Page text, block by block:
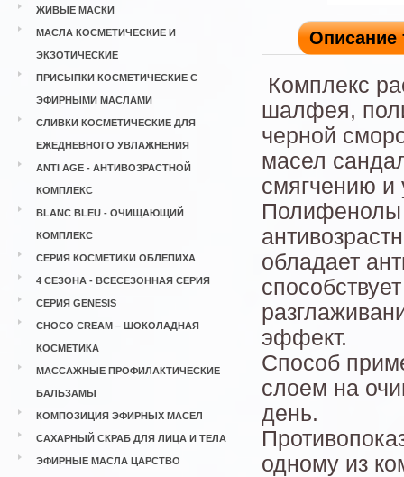
ЖИВЫЕ МАСКИ
МАСЛА КОСМЕТИЧЕСКИЕ И
ЭКЗОТИЧЕСКИЕ
ПРИСЫПКИ КОСМЕТИЧЕСКИЕ С
ЭФИРНЫМИ МАСЛАМИ
СЛИВКИ КОСМЕТИЧЕСКИЕ ДЛЯ
ЕЖЕДНЕВНОГО УВЛАЖНЕНИЯ
ANTI AGE - АНТИВОЗРАСТНОЙ
КОМПЛЕКС
BLANC BLEU - ОЧИЩАЮЩИЙ
КОМПЛЕКС
СЕРИЯ КОСМЕТИКИ ОБЛЕПИХА
4 СЕЗОНА - ВСЕСЕЗОННАЯ СЕРИЯ
СЕРИЯ GENESIS
CHOCO CREAM – ШОКОЛАДНАЯ
КОСМЕТИКА
МАССАЖНЫЕ ПРОФИЛАКТИЧЕСКИЕ
БАЛЬЗАМЫ
КОМПОЗИЦИЯ ЭФИРНЫХ МАСЕЛ
САХАРНЫЙ СКРАБ ДЛЯ ЛИЦА И ТЕЛА
ЭФИРНЫЕ МАСЛА ЦАРСТВО
Описание
Комплекс
шалфея,
черной
масел
смягчению
Полифенолы
обладает
эффект.
Способ
слоем на
день.
одному из